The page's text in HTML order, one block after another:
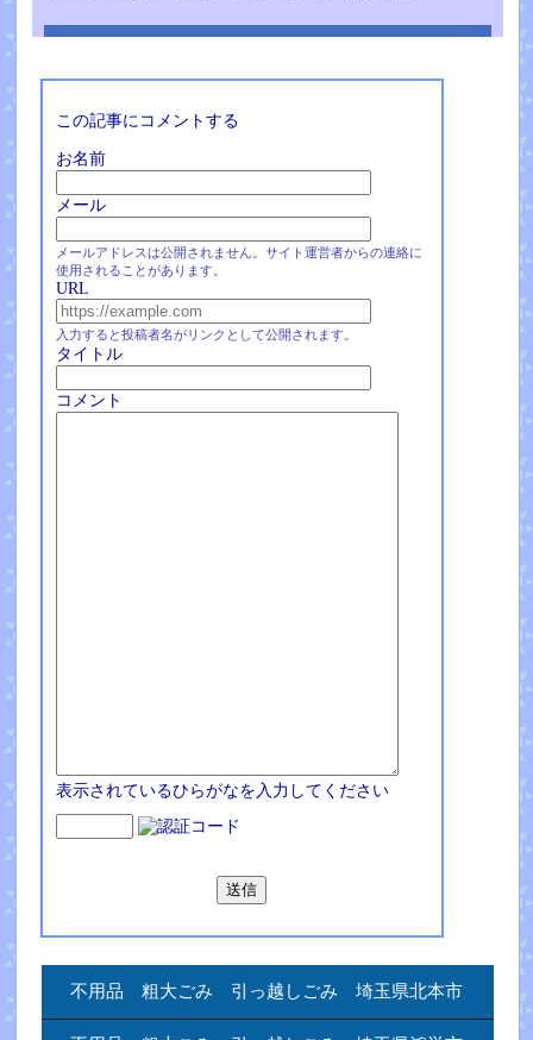
この記事にコメントする
お名前
メール
メールアドレスは公開されません。サイト運営者からの連絡に
使用されることがあります。
URL
入力すると投稿者名がリンクとして公開されます。
タイトル
コメント
表示されているひらがなを入力してください
不用品 粗大ごみ 引っ越しごみ 埼玉県北本市